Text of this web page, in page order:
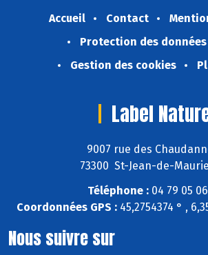
Accueil Contact
Protection des données
Gestion des cookies
Label
9007 rue des
73300 St-Jean-de-
Téléphone : 04 79 05 06
Coordonnées GPS :45,2754374 ° ,
Nous suivre sur